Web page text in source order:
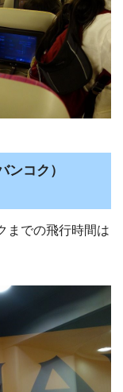
コク）
までの飛行時間は